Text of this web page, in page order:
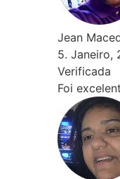
dúvidas e